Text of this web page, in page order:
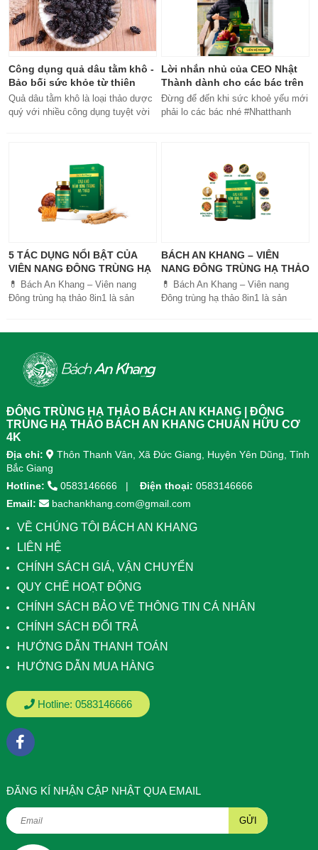
Công dụng quả dâu tằm khô -
Bảo bối sức khỏe từ thiên
nhiên
Quả dâu tằm khô là loại thảo dược
quý với nhiều công dụng tuyệt vời
Lời nhắn nhủ của CEO Nhật
Thành dành cho các bác trên
50 tuổi
Đừng để đến khi sức khoẻ yếu mới
phải lo các bác nhé #Nhatthanh
#khoetubentrong #nhatthanhbak
5 TÁC DỤNG NỔI BẬT CỦA
VIÊN NANG ĐÔNG TRÙNG HẠ
THẢO BÁCH AN KHANG
💊 Bách An Khang – Viên nang
Đông trùng hạ thảo 8in1 là sản
tiêu hóa, ngủ ngon, giảm mệt mỏi.
Sản phẩm được sản xuất tại nhà
máy đạt chuẩn GMP, sử dụng công
giúp hấp thu nhanh và hiệu quả
hơn.
BÁCH AN KHANG – VIÊN
NANG ĐÔNG TRÙNG HẠ THẢO
8IN1: GIẢI PHÁP SỨC KHỎE
TOÀN DIỆN
💊 Bách An Khang – Viên nang
Đông trùng hạ thảo 8in1 là sản
ĐÔNG TRÙNG HẠ THẢO BÁCH AN KHANG | ĐÔNG
TRÙNG HẠ THẢO BÁCH AN KHANG CHUẨN HỮU CƠ
4K
Địa chỉ:
Thôn Thanh Vân, Xã Đức Giang, Huyện Yên Dũng, Tỉnh
Bắc Giang
Hotline:
0583146666 Điện thoại: 0583146666
Email:
bachankhang.com@gmail.com
VỀ CHÚNG TÔI BÁCH AN KHANG
LIÊN HỆ
CHÍNH SÁCH GIÁ, VẬN CHUYỂN
QUY CHẾ HOẠT ĐỘNG
CHÍNH SÁCH BẢO VỆ THÔNG TIN CÁ NHÂN
CHÍNH SÁCH ĐỔI TRẢ
HƯỚNG DẪN THANH TOÁN
HƯỚNG DẪN MUA HÀNG
Hotline: 0583146666
ÐĂNG KÍ NHẬN CẬP NHẬT QUA EMAIL
GỬI